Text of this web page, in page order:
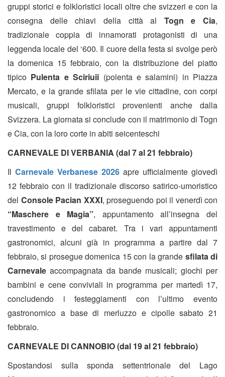
gruppi storici e folkloristici locali oltre che svizzeri e con la
consegna delle chiavi della città al Togn e Cia,
tradizionale coppia di innamorati protagonisti di una
leggenda locale del ‘600. Il cuore della festa si svolge però
la domenica 15 febbraio, con la distribuzione del piatto
tipico Pulenta e Sciriuii (polenta e salamini) in Piazza
Mercato, e la grande sfilata per le vie cittadine, con corpi
musicali, gruppi folkloristici provenienti anche dalla
Svizzera. La giornata si conclude con il matrimonio di Togn
e Cia, con la loro corte in abiti seicenteschi
CARNEVALE DI VERBANIA (dal 7 al 21 febbraio)
Il Carnevale Verbanese 2026 apre ufficialmente giovedì
12 febbraio con il tradizionale discorso satirico-umoristico
del Console Pacian XXXI, proseguendo poi il venerdì con
“Maschere e Magia”, appuntamento all’insegna del
travestimento e del cabaret. Tra i vari appuntamenti
gastronomici, alcuni già in programma a partire dal 7
febbraio, si prosegue domenica 15 con la grande sfilata di
Carnevale accompagnata da bande musicali; giochi per
bambini e cene conviviali in programma per martedì 17,
concludendo i festeggiamenti con l’ultimo evento
gastronomico a base di merluzzo e cipolle sabato 21
febbraio.
CARNEVALE DI CANNOBIO (dal 19 al 21 febbraio)
Spostandosi sulla sponda settentrionale del Lago